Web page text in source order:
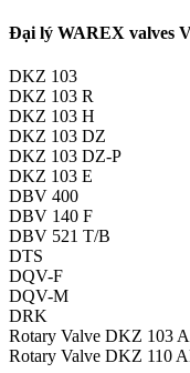
Đại lý WAREX valves
DKZ 103
DKZ 103 R
DKZ 103 H
DKZ 103 DZ
DKZ 103 DZ-P
DKZ 103 E
DBV 400
DBV 140 F
DBV 521 T/B
DTS
DQV-F
DQV-M
DRK
Rotary Valve DKZ 103
Rotary Valve DKZ 110